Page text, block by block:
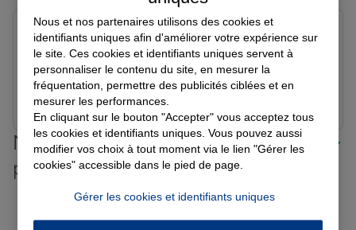
Protection juridique
Retraite
Tous nos devis d'assurance
Note de 5 sur 5
Le 19/02/2026 - Agence MORCENX
Raphaël
Prendre un RDV
Nos offres d'assurance dans les
plus grandes villes de France
Toutes les agences Allianz de France
Nous et nos partenaires utilisons des cookies et
identifiants uniques afin d'améliorer votre expérience sur
le site. Ces cookies et identifiants uniques servent à
personnaliser le contenu du site, en mesurer la
fréquentation, permettre des publicités ciblées et en
mesurer les performances.
En cliquant sur le bouton "Accepter" vous acceptez tous
les cookies et identifiants uniques. Vous pouvez aussi
modifier vos choix à tout moment via le lien "Gérer les
cookies" accessible dans le pied de page.
Gérer les cookies et identifiants uniques